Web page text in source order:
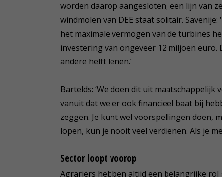
worden daarop aangesloten, een lijn van
windmolen van DEE staat solitair.
het maximale vermogen van de turbines
investering van ongeveer 12 miljoen
andere helft lenen.’
Bartelds: ‘We doen dit uit
vanuit dat we er ook financieel baat bij
zeggen. Je kunt wel voorspellingen doen,
lopen, kun je nooit veel verdienen. Als je
Sector loopt voorop
Agrariërs hebben altijd een belangrijke